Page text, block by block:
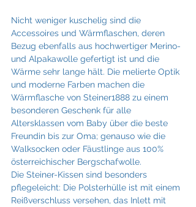
Nicht weniger kuschelig sind die
Accessoires und Wärmflaschen, deren
Bezug ebenfalls aus hochwertiger Merino-
und Alpakawolle gefertigt ist und die
Wärme sehr lange hält. Die melierte Optik
und moderne Farben machen die
Wärmflasche von Steiner1888 zu einem
besonderen Geschenk für alle
Altersklassen vom Baby über die beste
Freundin bis zur Oma; genauso wie die
Walksocken oder Fäustlinge aus 100%
österreichischer Bergschafwolle.
Die Steiner-Kissen sind besonders
pflegeleicht: Die Polsterhülle ist mit einem
Reißverschluss versehen, das Inlett mit